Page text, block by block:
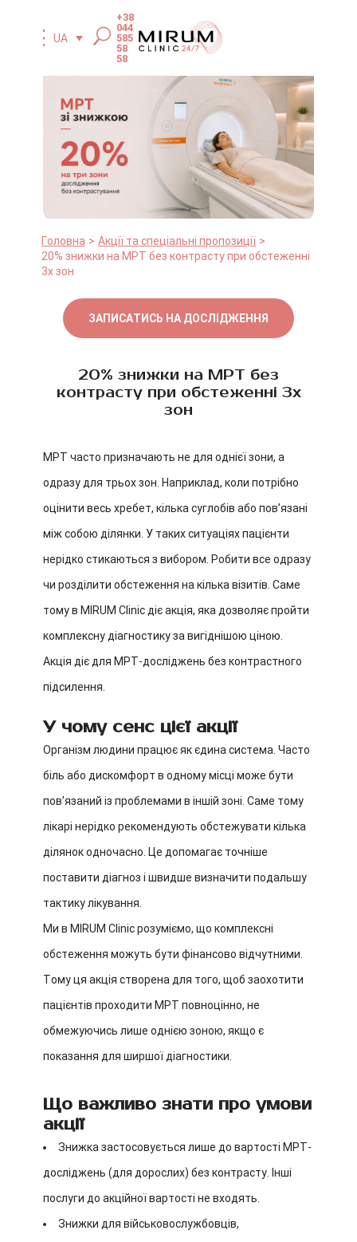
UA
+38
044
585
58
58
Головна
Акції та спеціальні пропозиції
20% знижки на МРТ без контрасту при обстеженні
3х зон
ЗАПИСАТИСЬ НА ДОСЛІДЖЕННЯ
20% знижки на МРТ без
контрасту при обстеженні 3х
зон
МРТ часто призначають не для однієї зони, а
одразу для трьох зон. Наприклад, коли потрібно
оцінити весь хребет, кілька суглобів або пов’язані
між собою ділянки. У таких ситуаціях пацієнти
нерідко стикаються з вибором. Робити все одразу
чи розділити обстеження на кілька візитів. Саме
тому в MIRUM Clinic діє акція, яка дозволяє пройти
комплексну діагностику за вигіднішою ціною.
Акція діє для МРТ-досліджень без контрастного
підсилення.
У чому сенс цієї акції
Організм людини працює як єдина система. Часто
біль або дискомфорт в одному місці може бути
пов’язаний із проблемами в іншій зоні. Саме тому
лікарі нерідко рекомендують обстежувати кілька
ділянок одночасно. Це допомагає точніше
поставити діагноз і швидше визначити подальшу
тактику лікування.
Ми в MIRUM Clinic розуміємо, що комплексні
обстеження можуть бути фінансово відчутними.
Тому ця акція створена для того, щоб заохотити
пацієнтів проходити МРТ повноцінно, не
обмежуючись лише однією зоною, якщо є
показання для ширшої діагностики.
Що важливо знати про умови
акції
Знижка застосовується лише до вартості МРТ-
досліджень (для дорослих) без контрасту . Інші
послуги до акційної вартості не входять.
Знижки для військовослужбовців,